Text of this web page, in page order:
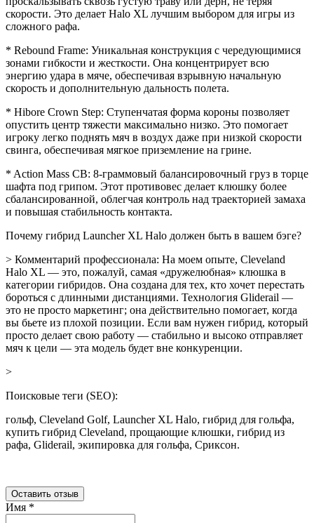
скорости. Это делает Halo XL лучшим выбором для игры из
сложного рафа.
* Rebound Frame: Уникальная конструкция с чередующимися
зонами гибкости и жесткости. Она концентрирует всю
энергию удара в мяче, обеспечивая взрывную начальную
скорость и дополнительную дальность полета.
* Hibore Crown Step: Ступенчатая форма короны позволяет
опустить центр тяжести максимально низко. Это помогает
игроку легко поднять мяч в воздух даже при низкой скорости
свинга, обеспечивая мягкое приземление на грине.
* Action Mass CB: 8-граммовый балансировочный груз в торце
шафта под грипом. Этот противовес делает клюшку более
сбалансированной, облегчая контроль над траекторией замаха
и повышая стабильность контакта.
Почему гибрид Launcher XL Halo должен быть в вашем бэге?
> Комментарий профессионала: На моем опыте, Cleveland
Halo XL — это, пожалуй, самая «дружелюбная» клюшка в
категории гибридов. Она создана для тех, кто хочет перестать
бороться с длинными дистанциями. Технология Gliderail —
это не просто маркетинг; она действительно помогает, когда
вы бьете из плохой позиции. Если вам нужен гибрид, который
просто делает свою работу — стабильно и высоко отправляет
мяч к цели — эта модель будет вне конкуренции.
>
Поисковые теги (SEO):
гольф, Cleveland Golf, Launcher XL Halo, гибрид для гольфа,
купить гибрид Cleveland, прощающие клюшки, гибрид из
рафа, Gliderail, экипировка для гольфа, Сриксон.
Оставить отзыв
Имя *